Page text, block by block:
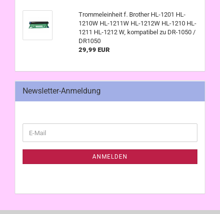
Trommeleinheit f. Brother HL-1201 HL-
1210W HL-1211W HL-1212W HL-1210 HL-
1211 HL-1212 W, kompatibel zu DR-1050 /
DR1050
29,99 EUR
Newsletter-Anmeldung
ZUR
E-
Mail
ANMELDEN